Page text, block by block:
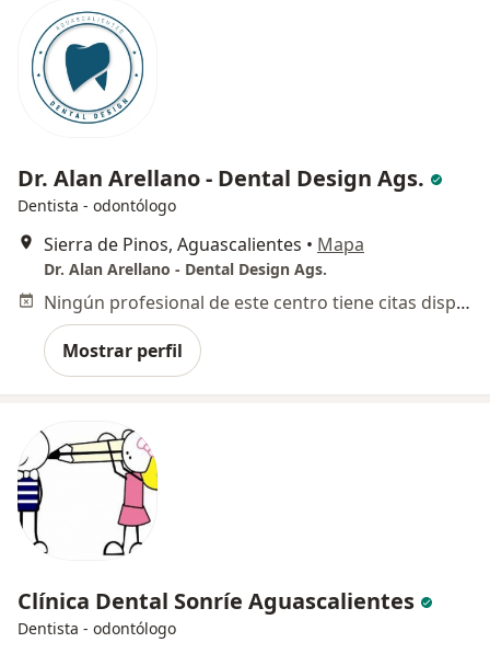
Dr. Alan Arellano - Dental Design Ags.
Dentista - odontólogo
Sierra de Pinos, Aguascalientes • Mapa
Dr. Alan Arellano - Dental Design Ags.
Ningún profesional de este centro tiene citas disponibles
Mostrar perfil
Clínica Dental Sonríe Aguascalientes
Dentista - odontólogo